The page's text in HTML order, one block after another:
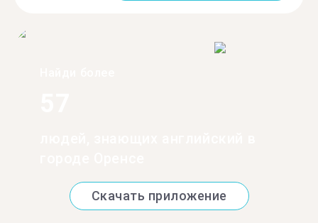
Скачать приложение